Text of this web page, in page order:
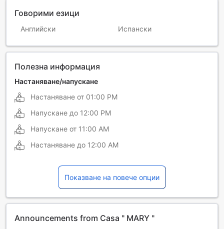
Говорими езици
Английски Испански
Полезна информация
Настаняване/напускане
Настаняване от 01:00 PM
Напускане до 12:00 PM
Напускане от 11:00 AM
Настаняване до 12:00 AM
Показване на повече опции
Announcements from Casa " MARY "